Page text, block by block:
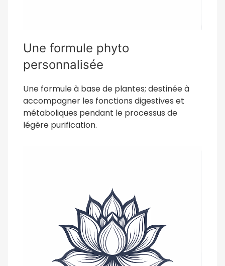
Une formule phyto
personnalisée
Une formule à base de plantes; destinée à
accompagner les fonctions digestives et
métaboliques pendant le processus de
légère purification.